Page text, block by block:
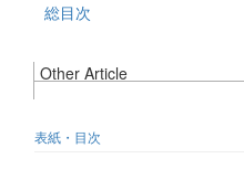
総目次
Other Article
表紙・目次